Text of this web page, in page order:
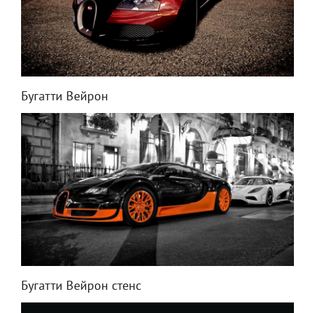
Бугатти Вейрон
Бугатти Вейрон стенс